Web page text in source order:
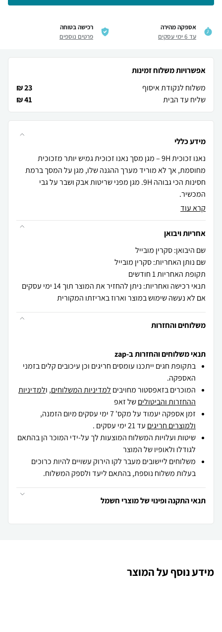
אספקה מהירה
עד 6 ימי עסקים
רכישה בטוחה
פרטים נוספים
אפשרויות משלוח זמינות
משלוח לנקודת איסוף
23 ₪
שליח עד הבית
41 ₪
מידע כללי
נאנו זכוכית 9H – מגן מסך נאנו זכוכית גמיש יותר מזכוכית
מחוסמת, אך לא מוריד מערך ההגנה שלו, מגן על המסך ברמת
חסינות הכי גבוהה 9H. מגן מפני שריטות אבק ושבר על גבי
המכשיר.
קרא עוד
אחריות ויבואן
שם היבואן: סקרין מובייל
שם נותן האחריות: סקרין מובייל
תקופת האחריות 1 חודשים
תנאי רכישה ואחריות: ניתן להחזיר את המוצר תוך 14 ימי עסקים
אם לא נעשה שימוש במוצר וארוז באריזתו המקורית
משלוחים והחזרות
תנאי משלוחים והחזרות ב-zap
בתקופת חגים ייתכנו עומסים חריגים וכן עיכובים קלים בזמני
האספקה.
המוכרים בזאפסטור מחויבים למדיניות המשלוחים, ולמדיניות
ההחזרות והביטוליםשל זאפ
זמן אספקה יעמוד על מקס' 7 ימי עסקים מיום הזמנה,
ולמוצרים חריגים עד 21 ימי עסקים .
שיטות ועלויות המשלוח המוצעות לך על-ידי המוכר הן בהתאם
לגודלו ולאופיו של המוצר
משלוחים ליישובים מעבר לקו הירוק עשויים להיות כרוכים
בעלות משלוח נוספת, בהתאם ליעד ולספק המשלוח.
תנאי התקנה ופינוי של מוצרי חשמל
מידע נוסף על המוצר